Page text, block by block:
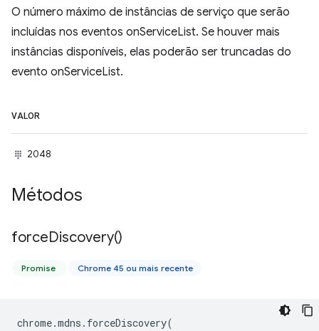
O número máximo de instâncias de serviço que serão
incluídas nos eventos onServiceList. Se houver mais
instâncias disponíveis, elas poderão ser truncadas do
evento onServiceList.
VALOR
2048
Métodos
forceDiscovery()
Promise Chrome 45 ou mais recente
chrome.mdns . forceDiscovery(